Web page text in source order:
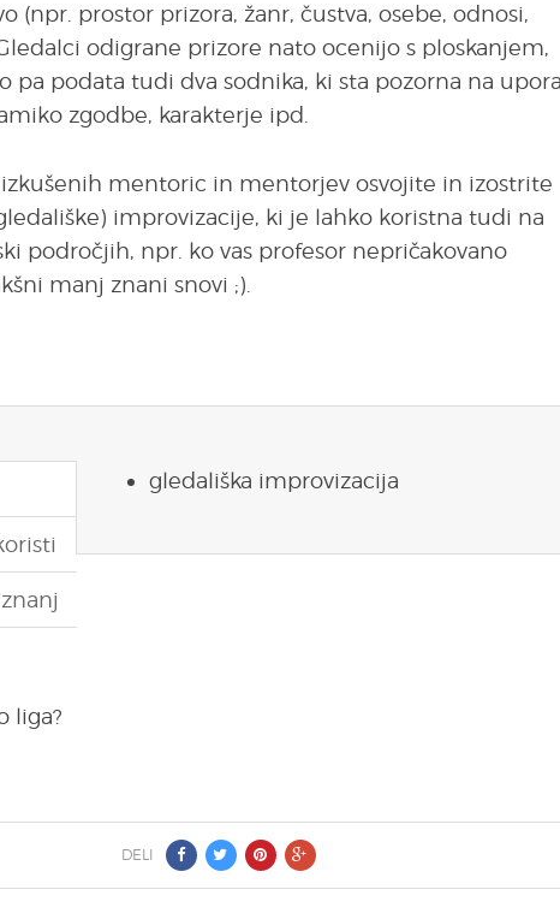
(npr. prostor prizora, žanr, čustva, osebe, odnosi,
odigrane prizore nato ocenijo s ploskanjem,
pa podata tudi dva sodnika, ki sta pozorna na
zgodbe, karakterje ipd.
mentoric in mentorjev osvojite in izostrite
improvizacije, ki je lahko koristna tudi na
področjih, npr. ko vas profesor nepričakovano
manj znani snovi ;).
gledališka improvizacija
liga?
DELI